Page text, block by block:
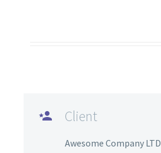
 Client
Awesome Company LTD